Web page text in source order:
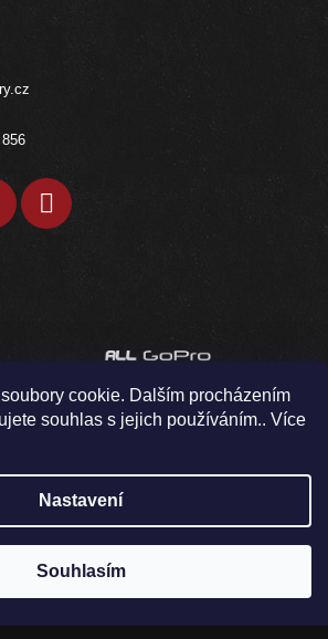
cookie. Dalším procházením
souhlas s jejich používáním.. Více
Nastavení
Souhlasím